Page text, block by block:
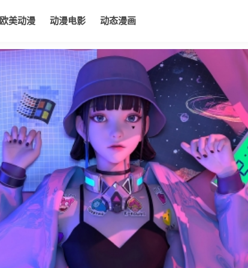
欧美动漫 动漫电影 动态漫画
动态漫画